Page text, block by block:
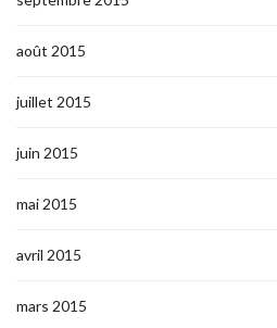
août 2015
juillet 2015
juin 2015
mai 2015
avril 2015
mars 2015